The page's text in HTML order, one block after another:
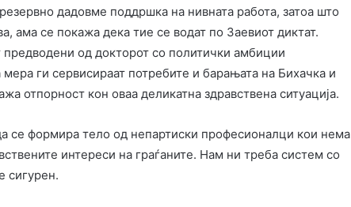
дадовме поддршка на нивната работа, затоа што
ама се покажа дека тие се водат по Заевиот диктат.
од докторот со политички амбиции
ги сервисираат потребите и барањата на Бихачка и
отпорност кон оваа деликатна здравствена ситуација.
се формира тело од непартиски професионалци кои нема
интереси на граѓаните. Нам ни треба систем со
сигурен.